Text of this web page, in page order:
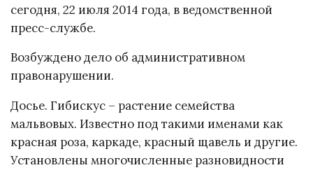
сегодня, 22 июля 2014 года, в ведомственной
пресс-службе.
Возбуждено дело об административном
правонарушении.
Досье. Гибискус – растение семейства
мальвовых. Известно под такими именами как
красная роза, каркаде, красный щавель и другие.
Установлены многочисленные разновидности